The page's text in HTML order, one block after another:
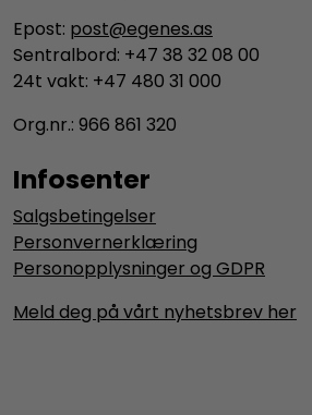
Epost: post@egenes.as
Sentralbord: +47 38 32 08 00
24t vakt: +47 480 31 000
Org.nr.: 966 861 320
Infosenter
Salgsbetingelser
Personvernerklæring
Personopplysninger og GDPR
Meld deg på vårt nyhetsbrev her